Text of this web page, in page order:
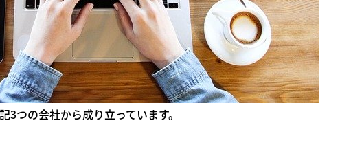
3つの会社から成り立っています。